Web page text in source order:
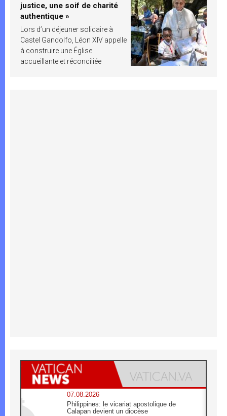
justice, une soif de charité
authentique »
Lors d’un déjeuner solidaire à
Castel Gandolfo, Léon XIV appelle
à construire une Église
accueillante et réconciliée
07.08.2026
Philippines: le vicariat apostolique de
Calapan devient un diocèse